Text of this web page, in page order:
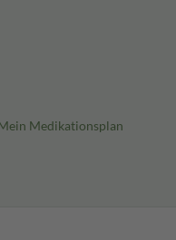
Medikationsplan